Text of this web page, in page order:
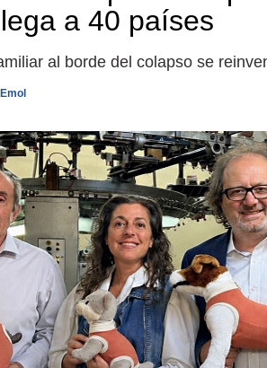
a 40 países
al borde del colapso se